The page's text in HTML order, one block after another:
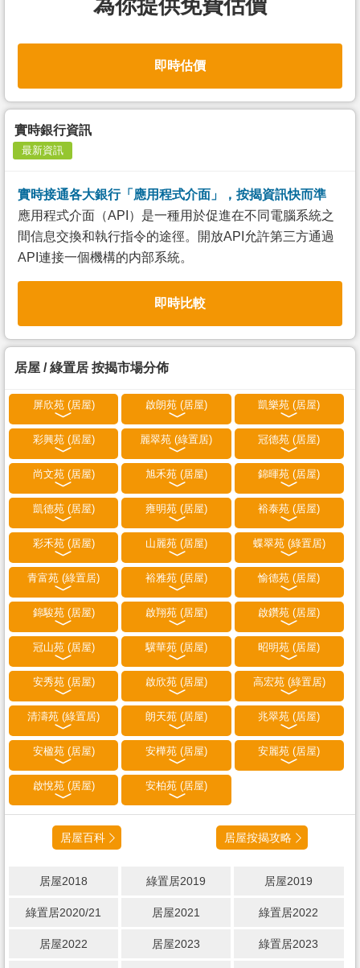
為你提供免費估價
即時估價
實時銀行資訊
最新資訊
實時接通各大銀行「應用程式介面」，按揭資訊快而準
應用程式介面（API）是一種用於促進在不同電腦系統之
間信息交換和執行指令的途徑。開放API允許第三方通過
API連接一個機構的内部系統。
即時比較
居屋 / 綠置居 按揭市場分佈
屏欣苑 (居屋) 啟朗苑 (居屋) 凱樂苑 (居屋)
彩興苑 (居屋) 麗翠苑 (綠置居) 冠德苑 (居屋)
尚文苑 (居屋) 旭禾苑 (居屋) 錦暉苑 (居屋)
凱德苑 (居屋) 雍明苑 (居屋) 裕泰苑 (居屋)
彩禾苑 (居屋) 山麗苑 (居屋) 蝶翠苑 (綠置居)
青富苑 (綠置居) 裕雅苑 (居屋) 愉德苑 (居屋)
錦駿苑 (居屋) 啟翔苑 (居屋) 啟鑽苑 (居屋)
冠山苑 (居屋) 驥華苑 (居屋) 昭明苑 (居屋)
安秀苑 (居屋) 啟欣苑 (居屋) 高宏苑 (綠置居)
清濤苑 (綠置居) 朗天苑 (居屋) 兆翠苑 (居屋)
安楹苑 (居屋) 安樺苑 (居屋) 安麗苑 (居屋)
啟悅苑 (居屋) 安柏苑 (居屋)
居屋百科 居屋按揭攻略
居屋2018 綠置居2019 居屋2019
綠置居2020/21 居屋2021 綠置居2022
居屋2022 居屋2023 綠置居2023